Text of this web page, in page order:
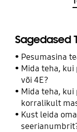
Sagedased
Pesumasina
Mida teha, kui
või 4E?
Mida teha,
korralikult
Kust leida